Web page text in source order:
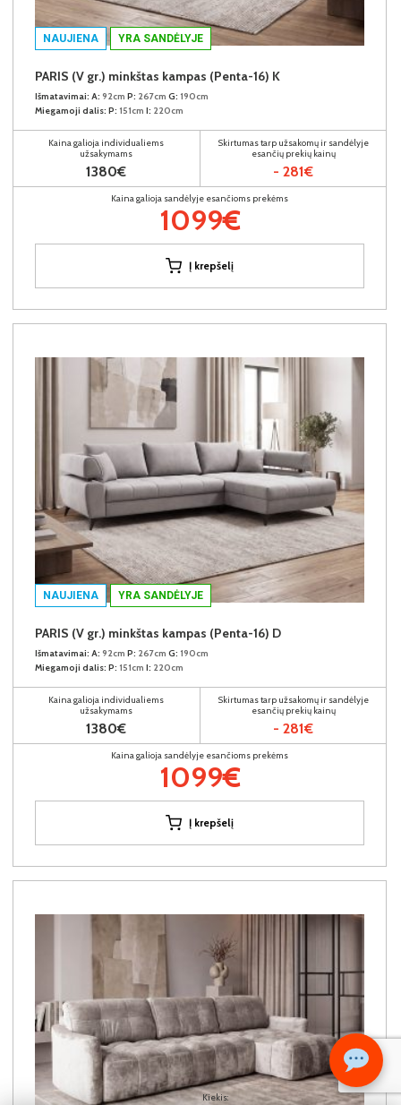
Kiekis:
NAUJIENA YRA SANDĖLYJE
PARIS (V gr.) minkštas kampas (Penta-16) K
Išmatavimai: A: 92cm P: 267cm G: 190cm
Miegamoji dalis: P: 151cm I: 220cm
Kaina galioja individualiems
užsakymams
1380€
Skirtumas tarp užsakomų ir sandėlyje
esančių prekių kainų
- 281€
Kaina galioja sandėlyje esančioms prekėms
1099€
Į krepšelį
NAUJIENA YRA SANDĖLYJE
PARIS (V gr.) minkštas kampas (Penta-16) D
Išmatavimai: A: 92cm P: 267cm G: 190cm
Miegamoji dalis: P: 151cm I: 220cm
Kaina galioja individualiems
užsakymams
1380€
Skirtumas tarp užsakomų ir sandėlyje
esančių prekių kainų
- 281€
Kaina galioja sandėlyje esančioms prekėms
1099€
Į krepšelį